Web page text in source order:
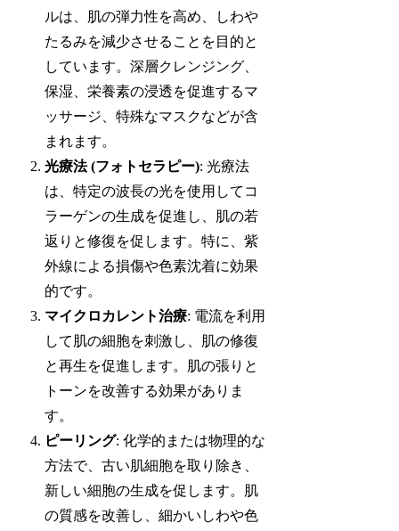
ルは、肌の弾力性を高め、しわや
たるみを減少させることを目的と
しています。深層クレンジング、
保湿、栄養素の浸透を促進するマ
ッサージ、特殊なマスクなどが含
まれます。
光療法 (フォトセラピー): 光療法
は、特定の波長の光を使用してコ
ラーゲンの生成を促進し、肌の若
返りと修復を促します。特に、紫
外線による損傷や色素沈着に効果
的です。
マイクロカレント治療: 電流を利用
して肌の細胞を刺激し、肌の修復
と再生を促進します。肌の張りと
トーンを改善する効果がありま
す。
ピーリング: 化学的または物理的な
方法で、古い肌細胞を取り除き、
新しい細胞の生成を促します。肌
の質感を改善し、細かいしわや色